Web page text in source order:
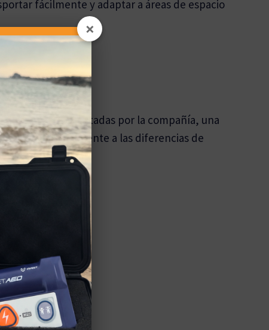
fácilmente y adaptar a áreas de espacio
SCOPE patentadas por la compañía, una
automáticamente a las diferencias de
y agua
×